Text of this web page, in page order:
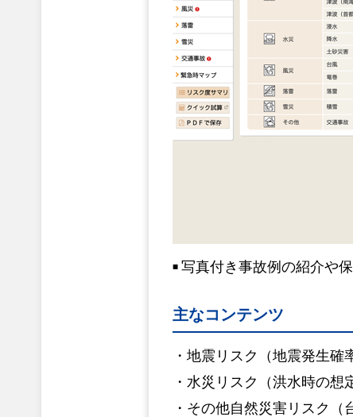
■ 写真付き事故例の紹介や
主なコンテンツ
地震リスク（地震発生確
水災リスク（洪水時の想
その他自然災害リスク（